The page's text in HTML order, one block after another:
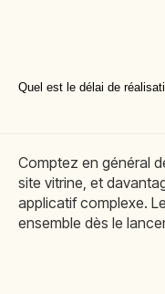
Quel est le délai de
Comptez en général
site vitrine, et
applicatif complexe.
ensemble dès le